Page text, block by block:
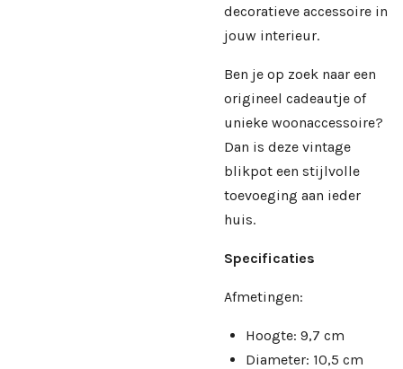
decoratieve accessoire in
jouw interieur.
Ben je op zoek naar een
origineel cadeautje of
unieke woonaccessoire?
Dan is deze vintage
blikpot een stijlvolle
toevoeging aan ieder
huis.
Specificaties
Afmetingen:
Hoogte: 9,7 cm
Diameter: 10,5 cm